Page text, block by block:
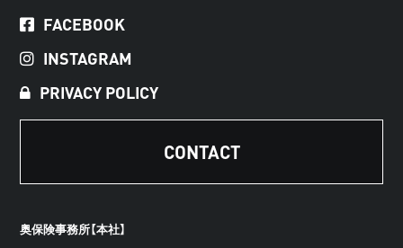
FACEBOOK
INSTAGRAM
PRIVACY POLICY
CONTACT
奥保険事務所【本社】